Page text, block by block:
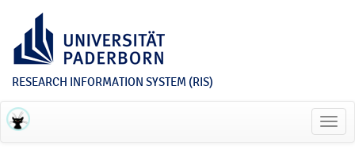
RESEARCH INFORMATION SYSTEM (RIS)